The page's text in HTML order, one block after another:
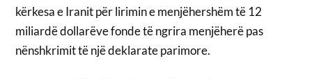
kërkesa e Iranit për lirimin e menjëhershëm të 12
miliardë dollarëve fonde të ngrira menjëherë pas
nënshkrimit të një deklarate parimore.